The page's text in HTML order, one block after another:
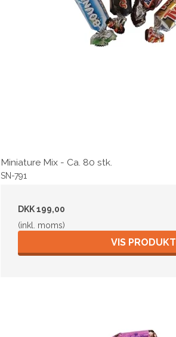
Miniature Mix - Ca. 80 stk.
SN-791
DKK 199,00
(inkl. moms)
VIS PRODUKT